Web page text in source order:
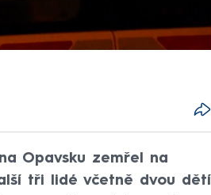
Opavsku zemřel na
tři lidé včetně dvou dětí